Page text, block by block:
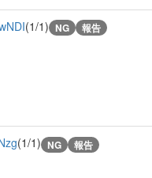
(1/1) NG 報告
(1/1) NG 報告